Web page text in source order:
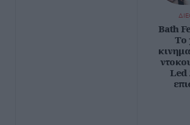
Bath
Το
Led